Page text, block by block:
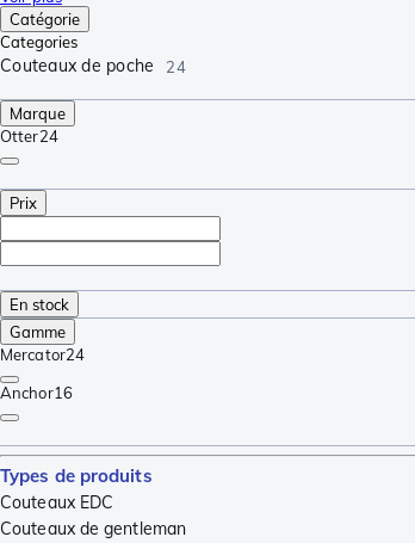
Catégorie
Categories
Couteaux de poche 24
Marque
Otter24
Prix
En stock
Gamme
Mercator24
Anchor16
Types de produits
Couteaux EDC
Couteaux de gentleman